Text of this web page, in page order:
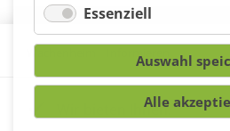
Wachenheim Informieren
Wir bieten Ihnen:
Essenziell
Auswahl
Alle